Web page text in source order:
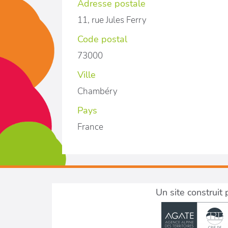
Adresse postale
11, rue Jules Ferry
Code postal
73000
Ville
Chambéry
Pays
France
Un site construit